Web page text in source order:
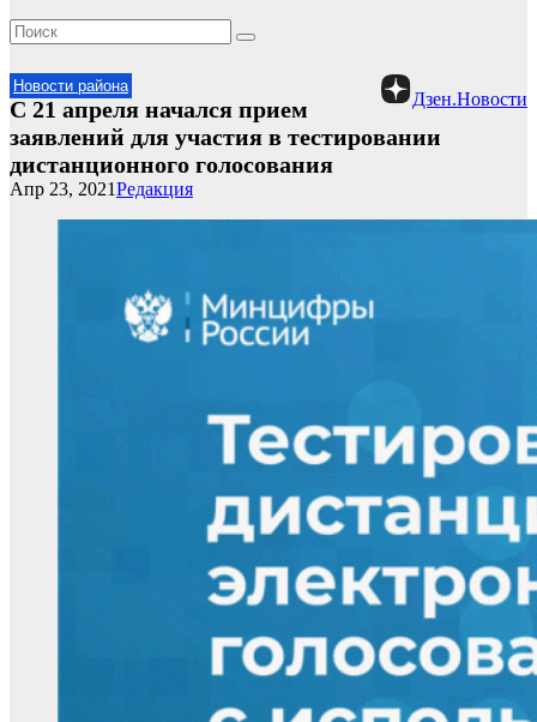
Новости района
Дзен.Новости
С 21 апреля начался прием
заявлений для участия в тестировании
дистанционного голосования
Редакция
Апр 23, 2021